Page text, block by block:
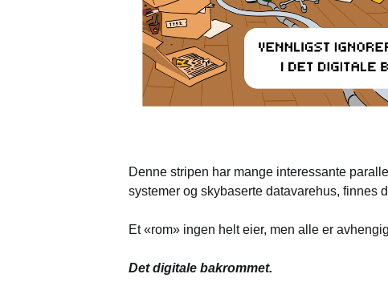
Denne stripen har mange interessante
systemer og skybaserte datavarehus, finnes
Et «rom» ingen helt eier, men alle er
Det digitale bakrommet.